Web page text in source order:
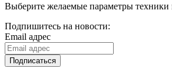
Выберите желаемые параметры
Подпишитесь на новости:
Email адрес
Подписаться